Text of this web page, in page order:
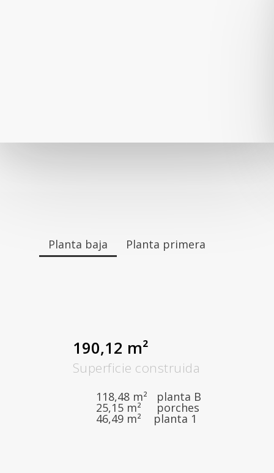
Planta baja Planta primera
190,12 m²
Superficie construida
118,48 m² planta B
25,15 m² porches
46,49 m² planta 1